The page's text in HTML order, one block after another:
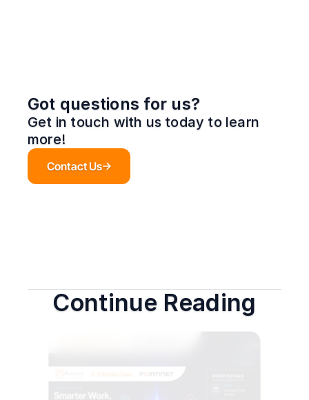
Got questions for us?
Get in touch with us today to learn
more!
Contact Us
Continue Reading